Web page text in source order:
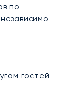
по
гостей